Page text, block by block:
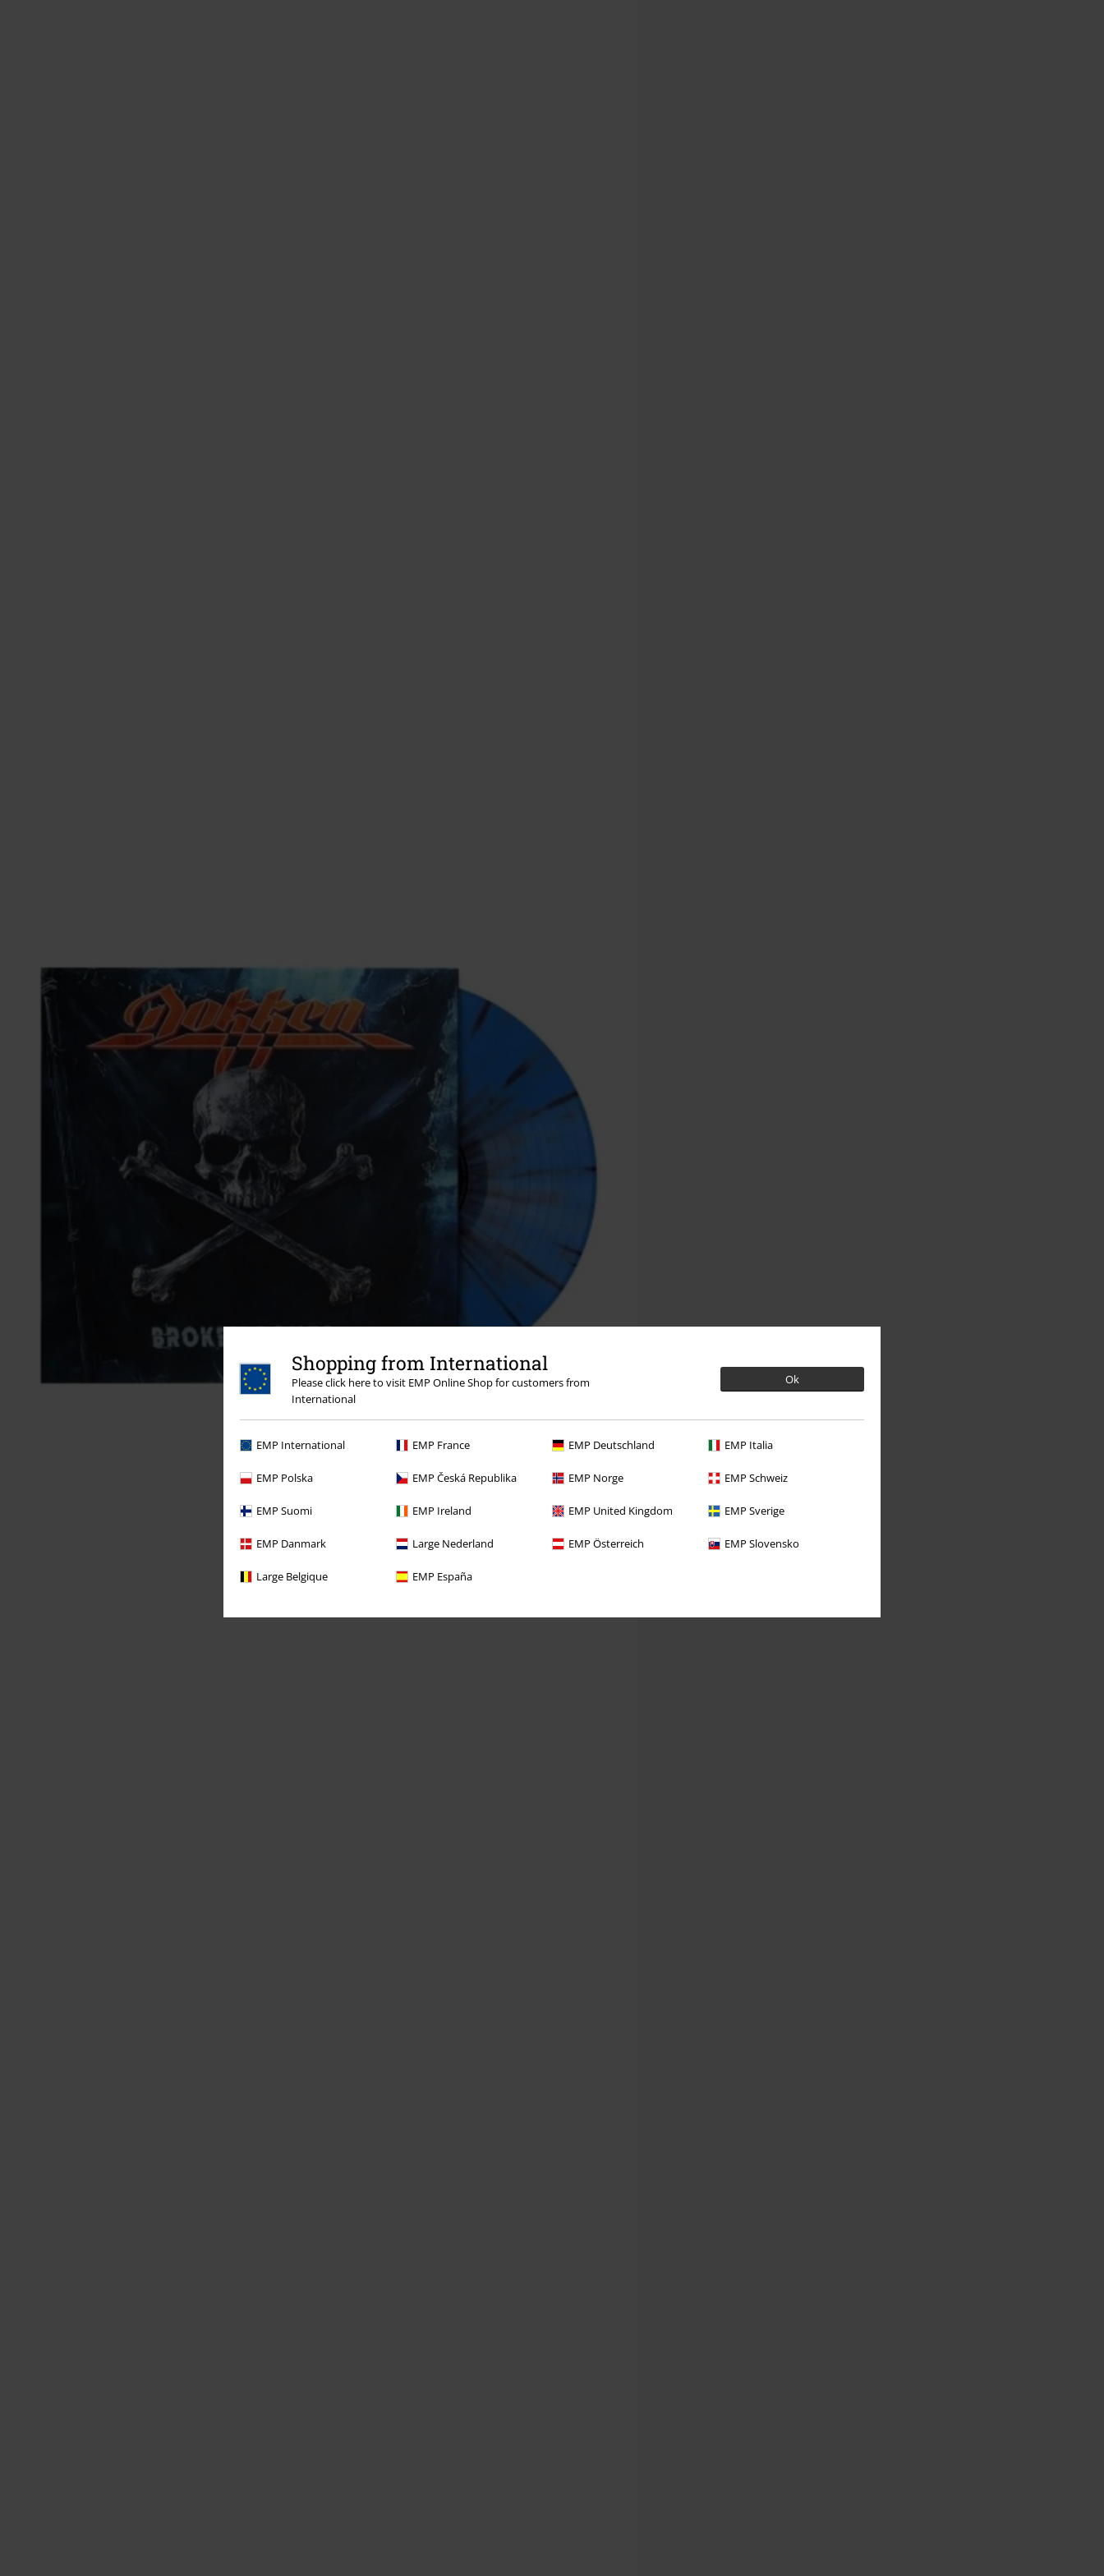
Shopping from International
Please click here to visit EMP Online Shop for customers from
International
Ok
EMP International EMP France EMP Deutschland EMP Italia
EMP Polska EMP Česká Republika EMP Norge EMP Schweiz
EMP Suomi EMP Ireland EMP United Kingdom EMP Sverige
EMP Danmark Large Nederland EMP Österreich EMP Slovensko
Large Belgique EMP España